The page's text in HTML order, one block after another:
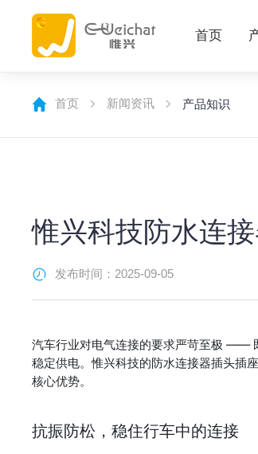
首页
首页 新闻资讯 产品知识
惟兴科技防水连
发布时间：2025-09-05
汽车行业对电气连接的要求严苛至极 ——
稳定供电。惟兴科技的防水连接器插头插
核心优势。
抗振防松，稳住行车中的连接